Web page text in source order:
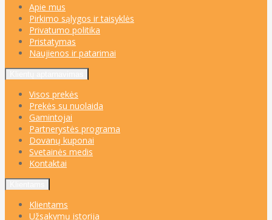
Apie mus
Pirkimo sąlygos ir taisyklės
Privatumo politika
Pristatymas
Naujienos ir patarimai
Visos prekės
Prekės su nuolaida
Gamintojai
Partnerystės programa
Dovanų kuponai
Svetainės medis
Kontaktai
Klientams
Užsakymų istorija